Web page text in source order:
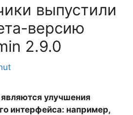
выпустили
версию
2.9.0
улучшения
интерфейса: например,